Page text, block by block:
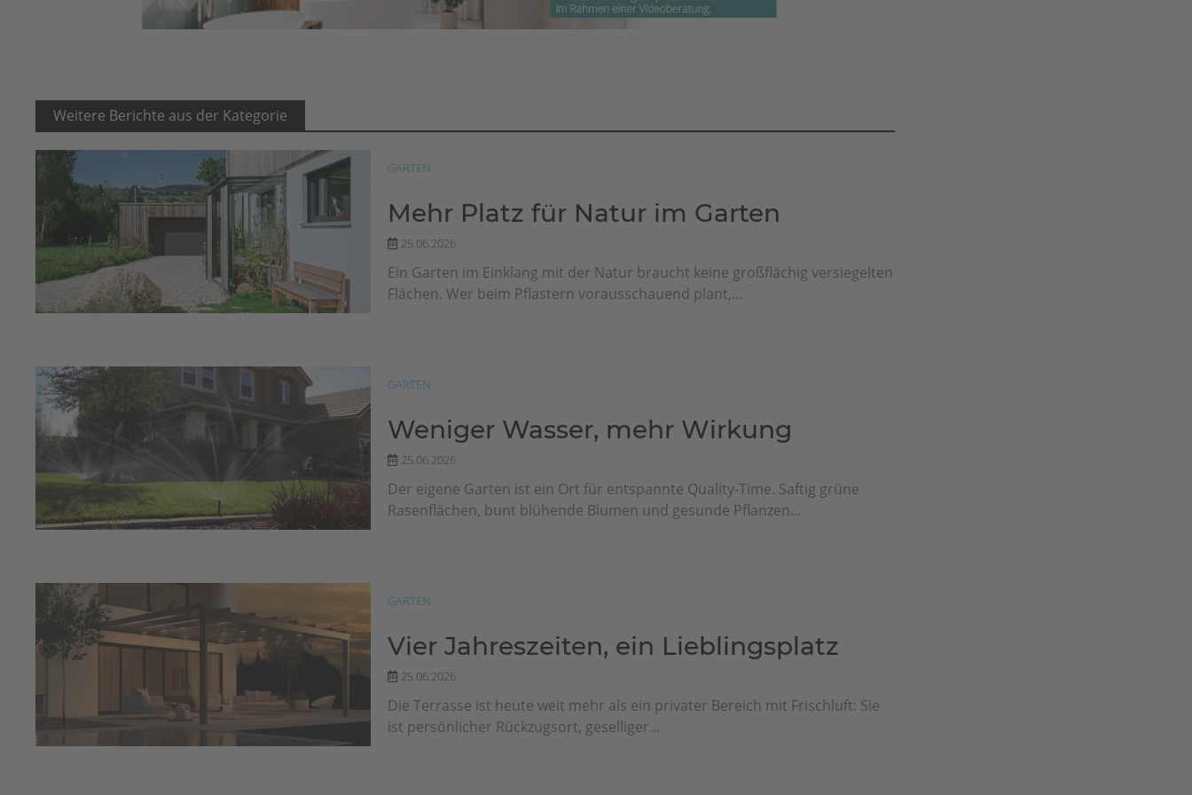
Weitere Berichte aus der Kategorie
GARTEN
Mehr Platz für Natur im Garten
25.06.2026
Ein Garten im Einklang mit der Natur braucht keine großflächig versiegelten
Flächen. Wer beim Pflastern vorausschauend plant,...
GARTEN
Weniger Wasser, mehr Wirkung
25.06.2026
Der eigene Garten ist ein Ort für entspannte Quality-Time. Saftig grüne
Rasenflächen, bunt blühende Blumen und gesunde Pflanzen...
GARTEN
Vier Jahreszeiten, ein Lieblingsplatz
25.06.2026
Die Terrasse ist heute weit mehr als ein privater Bereich mit Frischluft: Sie
ist persönlicher Rückzugsort, geselliger...